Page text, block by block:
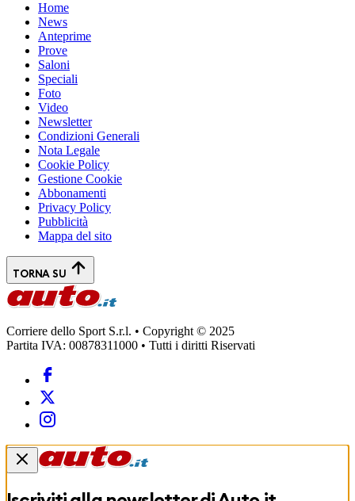
Home
News
Anteprime
Prove
Saloni
Speciali
Foto
Video
Newsletter
Condizioni Generali
Nota Legale
Cookie Policy
Gestione Cookie
Abbonamenti
Privacy Policy
Pubblicità
Mappa del sito
TORNA SU
Corriere dello Sport S.r.l. • Copyright © 2025
Partita IVA: 00878311000 • Tutti i diritti Riservati